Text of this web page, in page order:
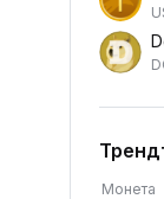
Монета